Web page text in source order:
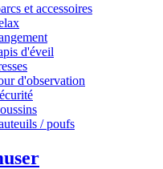
et accessoires
d'éveil
d'observation
/ poufs